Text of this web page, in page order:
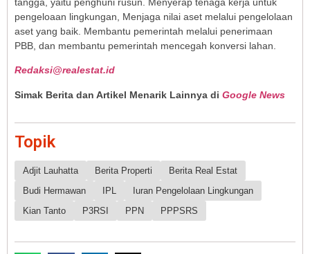
pengeloaan lingkungan, Menjaga nilai aset melalui pengelolaan
aset yang baik. Membantu pemerintah melalui penerimaan
PBB, dan membantu pemerintah mencegah konversi lahan.
Redaksi@realestat.id
Simak Berita dan Artikel Menarik Lainnya di Google News
Topik
Adjit Lauhatta Berita Properti
Berita Real Estat
Budi Hermawan
IPL
Iuran Pengelolaan Lingkungan
Kian Tanto
P3RSI PPN PPPSRS